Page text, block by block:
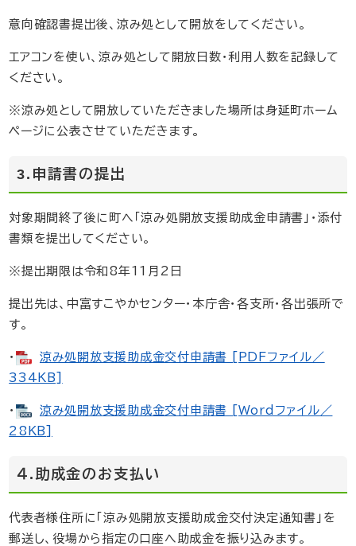
意向確認書提出後、涼み処として開放をしてください。
エアコンを使い、涼み処として開放日数・利用人数を記録して
ください。
※涼み処として開放していただきました場所は身延町ホーム
ページに公表させていただきます。
3.申請書の提出
対象期間終了後に町へ「涼み処開放支援助成金申請書」・添付
書類を提出してください。
※提出期限は令和8年11月2日
提出先は、中富すこやかセンター・本庁舎・各支所・各出張所で
す。
・
涼み処開放支援助成金交付申請書 [PDFファイル／
334KB]
・
涼み処開放支援助成金交付申請書 [Wordファイル／
28KB]
４.助成金のお支払い
代表者様住所に「涼み処開放支援助成金交付決定通知書」を
郵送し、役場から指定の口座へ助成金を振り込みます。